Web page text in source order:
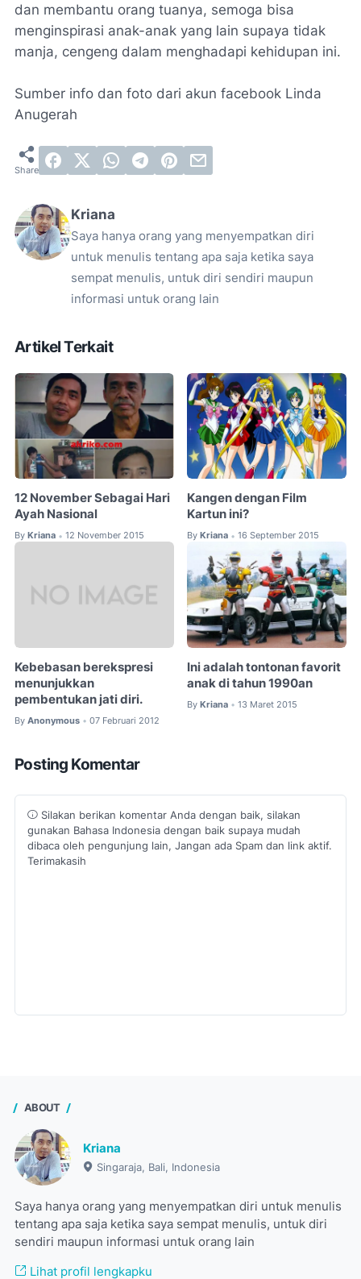
dan membantu orang tuanya, semoga bisa
menginspirasi anak-anak yang lain supaya tidak
manja, cengeng dalam menghadapi kehidupan ini.
Sumber info dan foto dari akun facebook Linda
Anugerah
Kriana
Saya hanya orang yang menyempatkan diri
untuk menulis tentang apa saja ketika saya
sempat menulis, untuk diri sendiri maupun
informasi untuk orang lain
Artikel Terkait
12 November Sebagai Hari
Ayah Nasional
By Kriana • 12 November 2015
Kangen dengan Film
Kartun ini?
By Kriana • 16 September 2015
Kebebasan berekspresi
menunjukkan
pembentukan jati diri.
By Anonymous • 07 Februari 2012
Ini adalah tontonan favorit
anak di tahun 1990an
By Kriana • 13 Maret 2015
Posting Komentar
Silakan berikan komentar Anda dengan baik, silakan
gunakan Bahasa Indonesia dengan baik supaya mudah
dibaca oleh pengunjung lain, Jangan ada Spam dan link aktif.
Terimakasih
ABOUT
Kriana
Singaraja, Bali, Indonesia
Saya hanya orang yang menyempatkan diri untuk menulis
tentang apa saja ketika saya sempat menulis, untuk diri
sendiri maupun informasi untuk orang lain
Lihat profil lengkapku